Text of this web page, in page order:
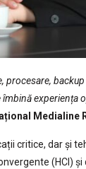
procesare, backup
îmbină experiența
Medialine
critice, dar și
(HCI)